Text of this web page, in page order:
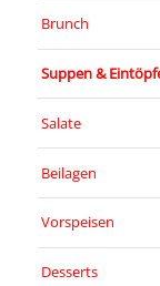
Brunch
Suppen &
Salate
Beilagen
Vorspeisen
Desserts